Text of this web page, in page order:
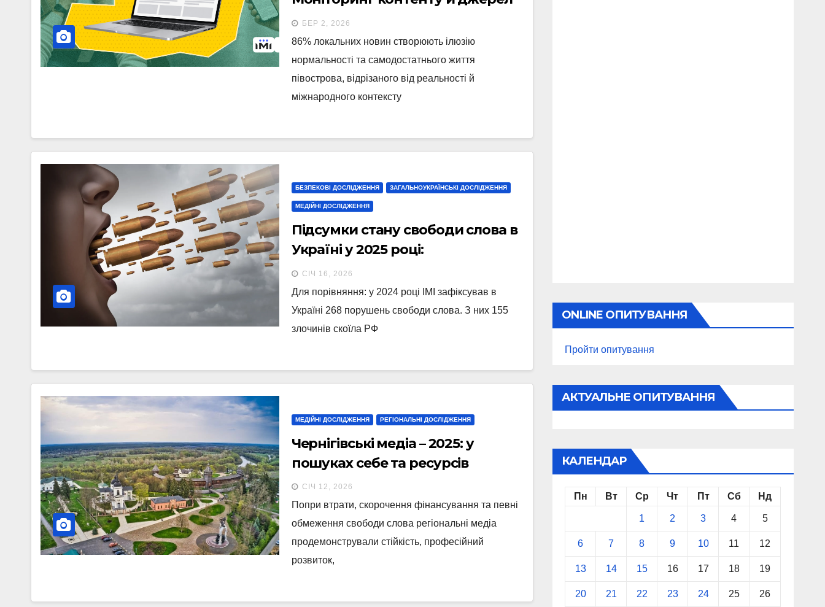
медіа окупованого Криму
БЕР 2, 2026
86% локальних новин створюють ілюзію
нормальності та самодостатнього життя
півострова, відрізаного від реальності й
міжнародного контексту
БЕЗПЕКОВІ ДОСЛІДЖЕННЯ ЗАГАЛЬНОУКРАЇНСЬКІ ДОСЛІДЖЕННЯ
МЕДІЙНІ ДОСЛІДЖЕННЯ
Підсумки стану свободи слова в
Україні у 2025 році:
130 порушень, більшість із яких
вчинила РФ
СІЧ 16, 2026
Для порівняння: у 2024 році ІМІ зафіксував в
Україні 268 порушень свободи слова. З них 155
злочинів скоїла РФ
МЕДІЙНІ ДОСЛІДЖЕННЯ РЕГІОНАЛЬНІ ДОСЛІДЖЕННЯ
Чернігівські медіа – 2025: у
пошуках себе та ресурсів
СІЧ 12, 2026
Попри втрати, скорочення фінансування та певні
обмеження свободи слова регіональні медіа
продемонстрували стійкість, професійний
розвиток,
ONLINE ОПИТУВАННЯ
Пройти опитування
АКТУАЛЬНЕ ОПИТУВАННЯ
КАЛЕНДАР
Пн Вт Ср Чт Пт Сб Нд
1 2 3 4 5
6 7 8 9 10 11 12
13 14 15 16 17 18 19
20 21 22 23 24 25 26